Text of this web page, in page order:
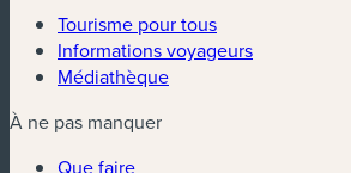
Tourisme pour tous
Informations voyageurs
Médiathèque
À ne pas manquer
Que faire